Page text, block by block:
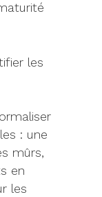
les
: une
mûrs,
en
les